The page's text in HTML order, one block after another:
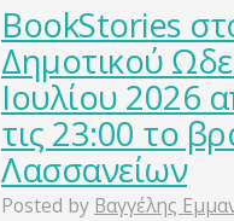
BookStories
Δημοτικού
Ιουλίου 2026
τις 23:00 το
Λασσανείων
Posted by Βαγγέλης